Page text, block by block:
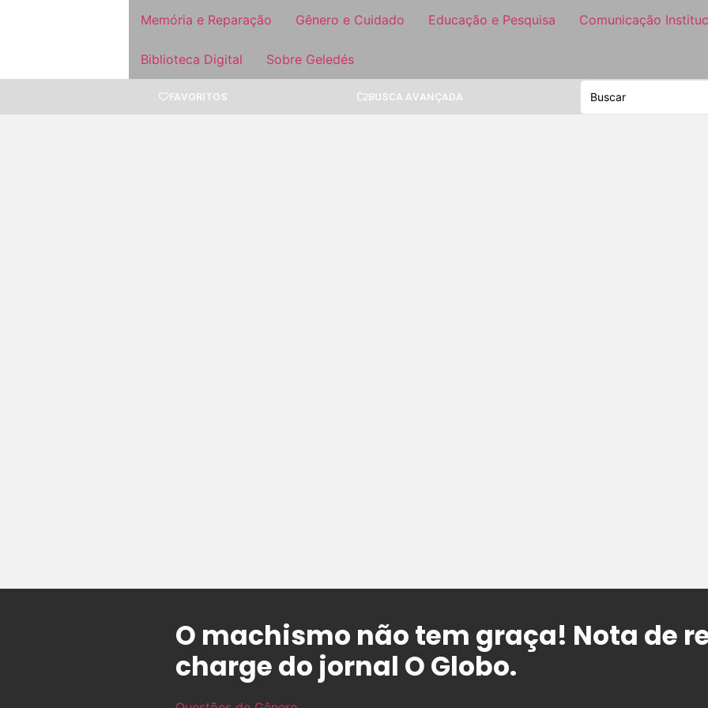
Memória e Reparação Gênero e Cuidado Educação e Pesquisa Comunicação
Biblioteca Digital Sobre Geledés
FAVORITOS BUSCA AVANÇADA
O machismo não tem graça! Nota de
charge do jornal O Globo.